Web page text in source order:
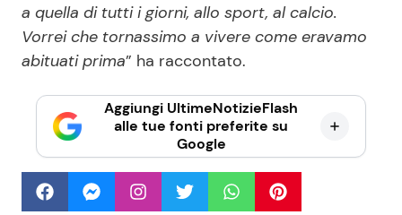
a quella di tutti i giorni, allo sport, al calcio.
Vorrei che tornassimo a vivere come eravamo
abituati prima” ha raccontato.
Aggiungi UltimeNotizieFlash
alle tue fonti preferite su
Google